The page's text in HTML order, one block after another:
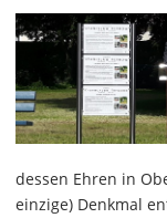
dessen Ehren in
einzige) Denkmal